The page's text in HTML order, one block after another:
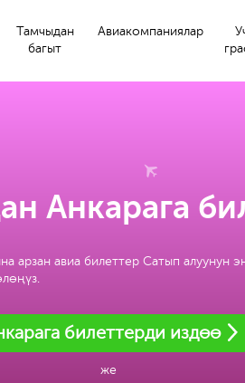
Тамчыдан
багыт
Авиакомпаниялар
Анкарага
арзан авиа билеттер Сатып алуунун
билеттерди издөө
же